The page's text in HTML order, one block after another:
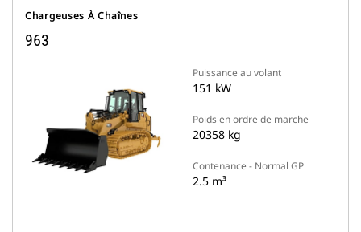
Chargeuses À Chaînes
963
Puissance au volant
151 kW
Poids en ordre de marche
20358 kg
Contenance - Normal GP
2.5 m³